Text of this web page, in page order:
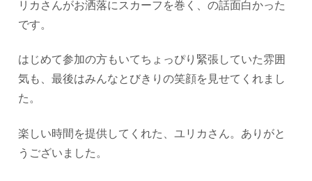
リカさんがお洒落にスカーフを巻く、の話面白かった
です。
はじめて参加の方もいてちょっぴり緊張していた雰囲
気も、最後はみんなとびきりの笑顔を見せてくれまし
た。
楽しい時間を提供してくれた、ユリカさん。ありがと
うございました。